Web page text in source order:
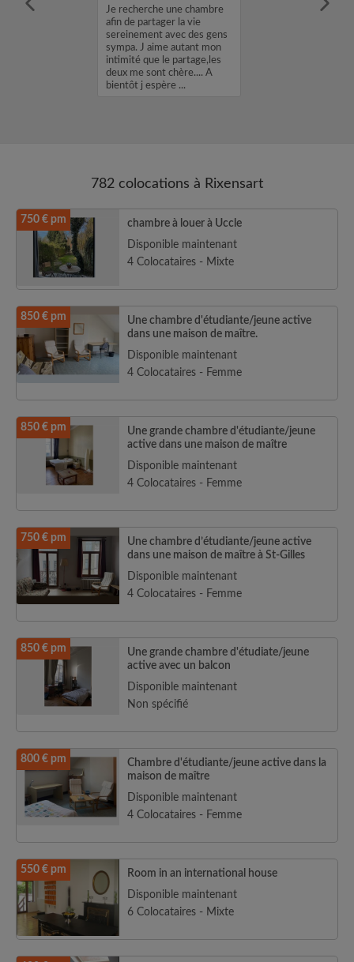
Je recherche une chambre
afin de partager la vie
sereinement avec des gens
sympa. J aime autant mon
intimité que le partage,les
deux me sont chère.... A
bientôt j espère ...
782 colocations à Rixensart
750 € pm
chambre à louer à Uccle
Disponible maintenant
4 Colocataires - Mixte
850 € pm
Une chambre d'étudiante/jeune active
dans une maison de maître.
Disponible maintenant
4 Colocataires - Femme
850 € pm
Une grande chambre d'étudiante/jeune
active dans une maison de maître
Disponible maintenant
4 Colocataires - Femme
750 € pm
Une chambre d’étudiante/jeune active
dans une maison de maître à St-Gilles
Disponible maintenant
4 Colocataires - Femme
850 € pm
Une grande chambre d'étudiate/jeune
active avec un balcon
Disponible maintenant
Non spécifié
800 € pm
Chambre d'étudiante/jeune active dans la
maison de maître
Disponible maintenant
4 Colocataires - Femme
550 € pm
Room in an international house
Disponible maintenant
6 Colocataires - Mixte